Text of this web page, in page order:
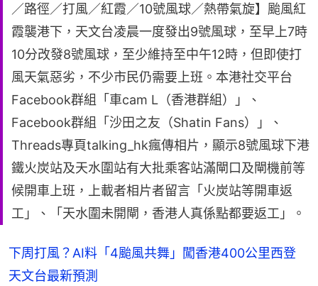
／路徑／打風／紅霞／10號風球／熱帶氣旋】颱風紅
霞襲港下，天文台凌晨一度發出9號風球，至早上7時
10分改發8號風球，至少維持至中午12時，但即使打
風天氣惡劣，不少市民仍需要上班。本港社交平台
Facebook群組「車cam L（香港群組）」、
Facebook群組「沙田之友（Shatin Fans）」、
Threads專頁talking_hk瘋傳相片，顯示8號風球下港
鐵火炭站及天水圍站有大批乘客站滿閘口及閘機前等
候開車上班，上載者相片者留言「火炭站等開車返
工」、「天水圍未開閘，香港人真係點都要返工」。
下周打風？AI料「4颱風共舞」闖香港400公里西登
天文台最新預測